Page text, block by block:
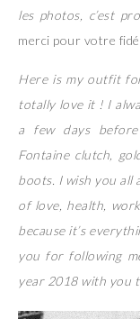
les photos, c’est
merci pour votre
Here is my outfit
totally love it ! I
a few days
Fontaine clutch,
boots. I wish you all
of love, health,
because it’s
you for following
year 2018 with you